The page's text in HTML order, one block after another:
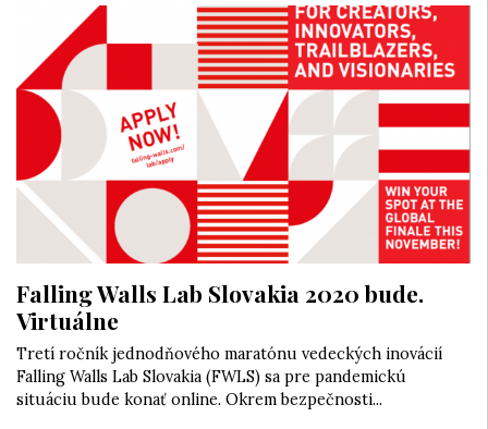
Falling Walls Lab Slovakia 2020 bude.
Virtuálne
Tretí ročník jednodňového maratónu vedeckých inovácií
Falling Walls Lab Slovakia (FWLS) sa pre pandemickú
situáciu bude konať online. Okrem bezpečnosti...